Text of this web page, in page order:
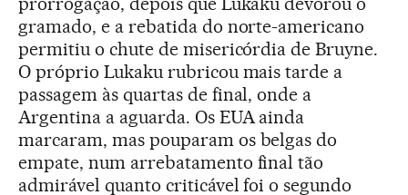
gramado, e a rebatida do norte-americano
permitiu o chute de misericórdia de Bruyne.
O próprio Lukaku rubricou mais tarde a
passagem às quartas de final, onde a
Argentina a aguarda. Os EUA ainda
marcaram, mas pouparam os belgas do
empate, num arrebatamento final tão
admirável quanto criticável foi o segundo